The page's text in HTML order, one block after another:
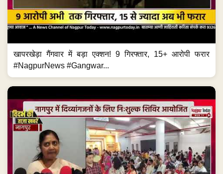
खापरखेड़ा गैंगवार में बड़ा एक्शन! 9 गिरफ्तार, 15+ आरोपी फरार
#NagpurNews #Gangwar...